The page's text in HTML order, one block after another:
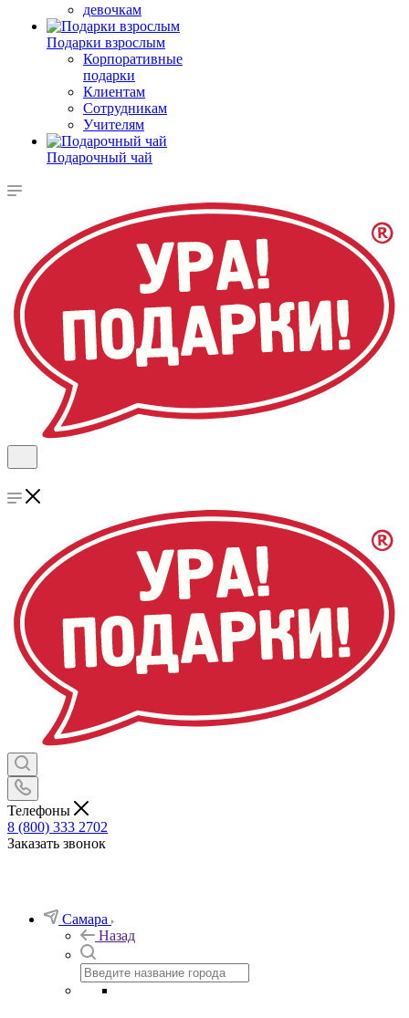
девочкам
Подарки взрослым
Корпоративные
подарки
Клиентам
Сотрудникам
Учителям
Подарочный чай
Телефоны
8 (800) 333 2702
Заказать звонок
Самара
Назад